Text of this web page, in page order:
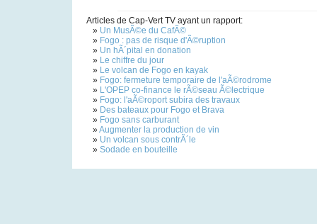
Articles de Cap-Vert TV ayant un rapport:
» Un MusÃ©e du CafÃ©
» Fogo : pas de risque d'Ã©ruption
» Un hÃ´pital en donation
» Le chiffre du jour
» Le volcan de Fogo en kayak
» Fogo: fermeture temporaire de l'aÃ©rodrome
» L'OPEP co-finance le rÃ©seau Ã©lectrique
» Fogo: l'aÃ©roport subira des travaux
» Des bateaux pour Fogo et Brava
» Fogo sans carburant
»Augmenter la production de vin
» Un volcan sous contrÃ´le
» Sodade en bouteille